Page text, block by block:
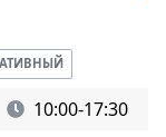
10:00-17:30